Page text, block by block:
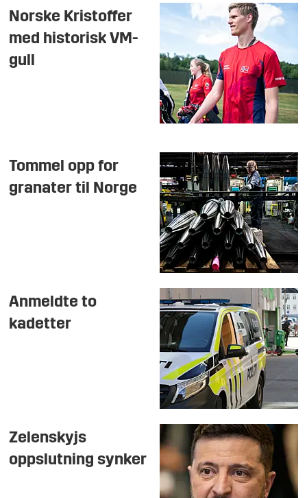
Norske Kristoffer
med historisk VM-
gull
Tommel opp for
granater til Norge
Anmeldte to
kadetter
Zelenskyjs
oppslutning synker